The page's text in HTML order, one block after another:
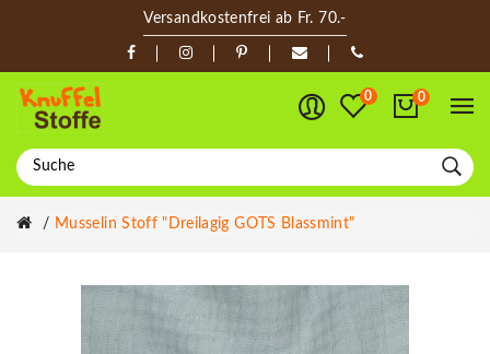
Versandkostenfrei ab Fr. 70.-
0 0
Musselin Stoff "Dreilagig GOTS Blassmint"